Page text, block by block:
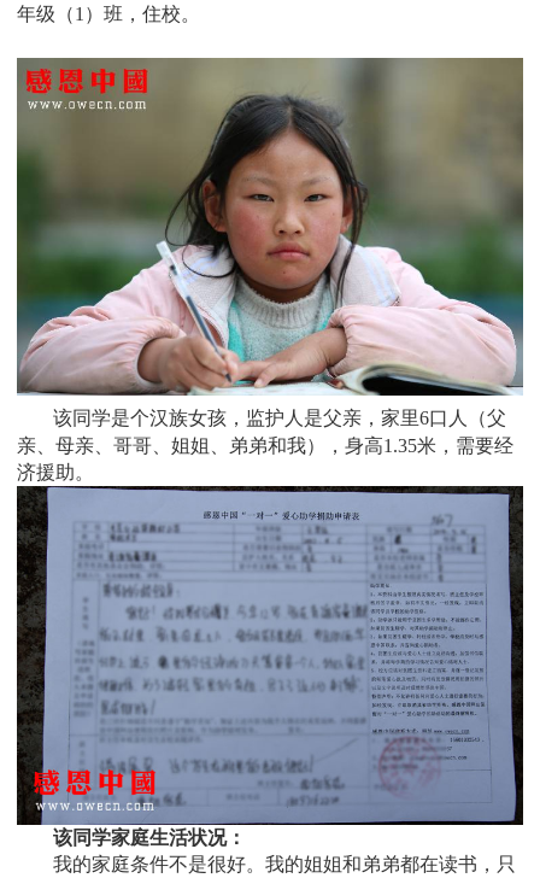
年级 （1）班 ，住校。
该同学是个汉族女孩，监护人是父亲，家里6口人（父
亲、母亲、哥哥、姐姐、弟弟和我），身高1.35米，需要经
济援助。
该同学家庭生活状况：
我的家庭条件不是很好。我的姐姐和弟弟都在读书，只